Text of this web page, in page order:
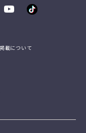
載について